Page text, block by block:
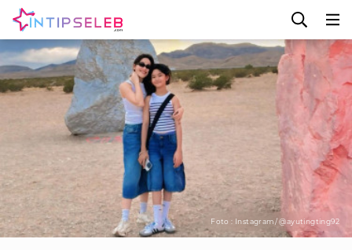
Foto : Instagram/ @ayutingting92